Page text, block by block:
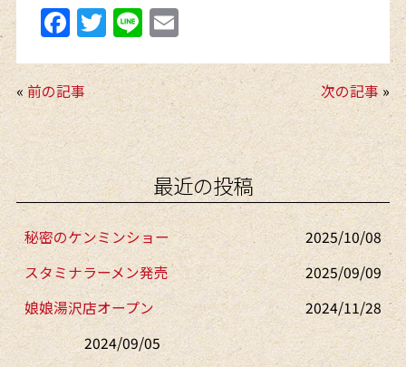
F
a
c
e
b
o
o
k
T
w
itt
er
Li
n
e
E
ai
l
«前の記事 次の記事»
最近の投稿
秘密のケンミンショー
2025/10/08
スタミナラーメン発売
2025/09/09
娘娘湯沢店オープン
2024/11/28
2024/09/05